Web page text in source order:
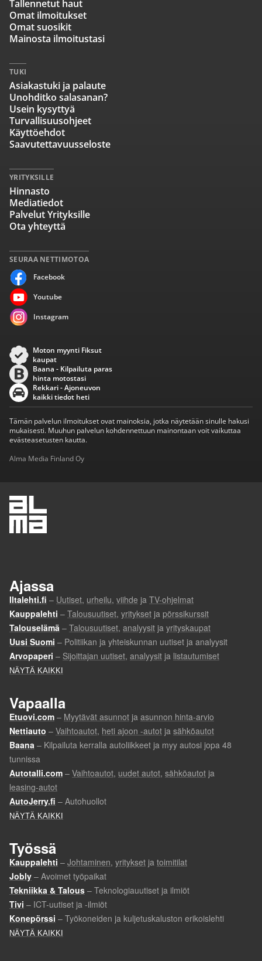
SEURAA NETTIMOTOA
Facebook
Youtube
Instagram
Tallennetut haut
Omat ilmoitukset
Omat suosikit
Mainosta ilmoitustasi
TUKI
Asiakastuki ja palaute
Unohditko salasanan?
Usein kysyttyä
Turvallisuusohjeet
Käyttöehdot
Saavutettavuusseloste
YRITYKSILLE
Hinnasto
Mediatiedot
Palvelut Yrityksille
Ota yhteyttä
Moton myynti Fiksut
kaupat
Baana - Kilpailuta paras
hinta motostasi
Rekkari - Ajoneuvon
kaikki tiedot heti
Tämän palvelun ilmoitukset ovat mainoksia, jotka näytetään sinulle hakusi
mukaisesti. Muuhun palvelun kohdennettuun mainontaan voit vaikuttaa
evästeasetusten kautta.
Alma Media Finland Oy